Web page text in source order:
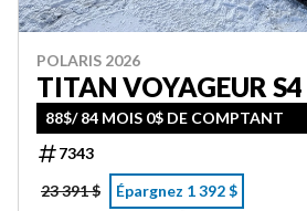
POLARIS 2026
TITAN VOYAGEUR
88$/ 84 MOIS 0$ DE COMPTANT
7343
23 391 $
Épargnez 1 392 $